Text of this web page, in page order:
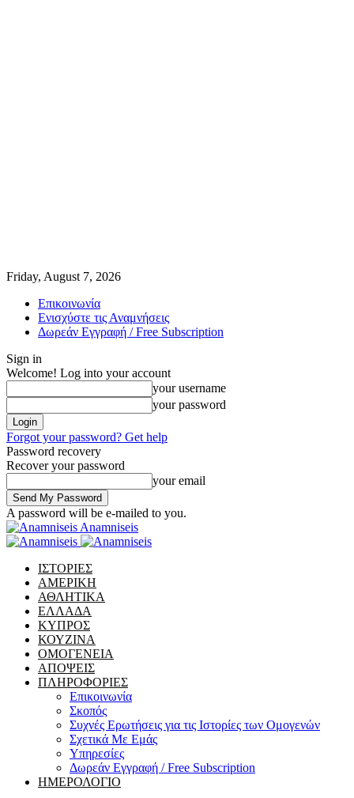
Friday, August 7, 2026
Επικοινωνία
Ενισχύστε τις Αναμνήσεις
Δωρεάν Εγγραφή / Free Subscription
Sign in
Welcome! Log into your account
your username
your password
Forgot your password? Get help
Password recovery
Recover your password
your email
A password will be e-mailed to you.
Anamniseis
ΙΣΤΟΡΙΕΣ
ΑΜΕΡΙΚΗ
ΑΘΛΗΤΙΚΑ
ΕΛΛΑΔΑ
ΚΥΠΡΟΣ
ΚΟΥΖΙΝΑ
ΟΜΟΓΕΝΕΙΑ
ΑΠΟΨΕΙΣ
ΠΛΗΡΟΦΟΡΙΕΣ
Επικοινωνία
Σκοπός
Συχνές Ερωτήσεις για τις Ιστορίες των Ομογενών
Σχετικά Με Εμάς
Υπηρεσίες
Δωρεάν Εγγραφή / Free Subscription
ΗΜΕΡΟΛΟΓΙΟ